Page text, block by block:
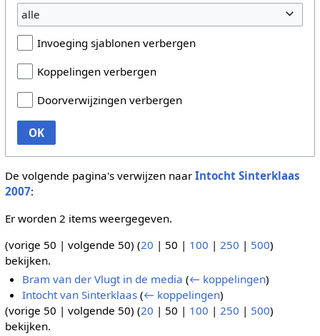
alle
Invoeging sjablonen verbergen
Koppelingen verbergen
Doorverwijzingen verbergen
OK
De volgende pagina's verwijzen naar Intocht Sinterklaas
2007:
Er worden 2 items weergegeven.
(vorige 50 | volgende 50) (20 | 50 | 100 | 250 | 500)
bekijken.
Bram van der Vlugt in de media (← koppelingen)
Intocht van Sinterklaas (← koppelingen)
(vorige 50 | volgende 50) (20 | 50 | 100 | 250 | 500)
bekijken.